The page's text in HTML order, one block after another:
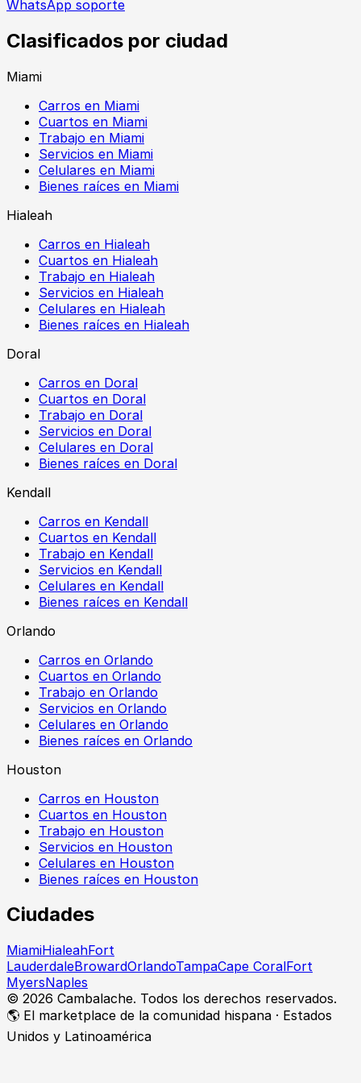
WhatsApp soporte
Clasificados por ciudad
Miami
Carros en Miami
Cuartos en Miami
Trabajo en Miami
Servicios en Miami
Celulares en Miami
Bienes raíces en Miami
Hialeah
Carros en Hialeah
Cuartos en Hialeah
Trabajo en Hialeah
Servicios en Hialeah
Celulares en Hialeah
Bienes raíces en Hialeah
Doral
Carros en Doral
Cuartos en Doral
Trabajo en Doral
Servicios en Doral
Celulares en Doral
Bienes raíces en Doral
Kendall
Carros en Kendall
Cuartos en Kendall
Trabajo en Kendall
Servicios en Kendall
Celulares en Kendall
Bienes raíces en Kendall
Orlando
Carros en Orlando
Cuartos en Orlando
Trabajo en Orlando
Servicios en Orlando
Celulares en Orlando
Bienes raíces en Orlando
Houston
Carros en Houston
Cuartos en Houston
Trabajo en Houston
Servicios en Houston
Celulares en Houston
Bienes raíces en Houston
Ciudades
MiamiHialeahFort
LauderdaleBrowardOrlandoTampaCape CoralFort
MyersNaples
© 2026 Cambalache. Todos los derechos reservados.
🌎 El marketplace de la comunidad hispana · Estados
Unidos y Latinoamérica